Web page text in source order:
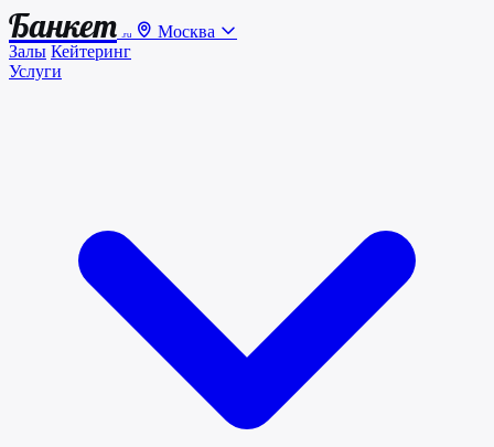
Банкет .ru
Москва
Залы Кейтеринг
Услуги